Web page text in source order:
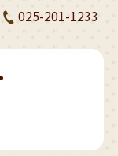
025-201-1233